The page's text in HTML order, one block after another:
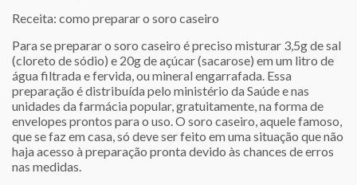
Receita: como preparar o soro caseiro
Para se preparar o soro caseiro é preciso misturar 3,5g de sal
(cloreto de sódio) e 20g de açúcar (sacarose) em um litro de
água filtrada e fervida, ou mineral engarrafada. Essa
preparação é distribuída pelo ministério da Saúde e nas
unidades da farmácia popular, gratuitamente, na forma de
envelopes prontos para o uso. O soro caseiro, aquele famoso,
que se faz em casa, só deve ser feito em uma situação que não
haja acesso à preparação pronta devido às chances de erros
nas medidas.